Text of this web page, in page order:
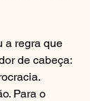
a regra que
de cabeça:
Para o